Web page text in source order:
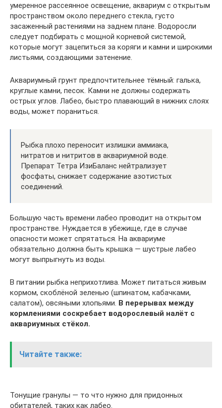
умеренное рассеянное освещение, аквариум с открытым
пространством около переднего стекла, густо
засаженный растениями на заднем плане. Водоросли
следует подбирать с мощной корневой системой,
которые могут зацепиться за коряги и камни и широкими
листьями, создающими затенение.
Аквариумный грунт предпочтительнее тёмный: галька,
круглые камни, песок. Камни не должны содержать
острых углов. Лабео, быстро плавающий в нижних слоях
воды, может пораниться.
Рыбка плохо переносит излишки аммиака,
нитратов и нитритов в аквариумной воде.
Препарат Тетра ИзиБаланс нейтрализует
фосфаты, снижает содержание азотистых
соединений.
Большую часть времени лабео проводит на открытом
пространстве. Нуждается в убежище, где в случае
опасности может спрятаться. На аквариуме
обязательно должна быть крышка — шустрые лабео
могут выпрыгнуть из воды.
В питании рыбка неприхотлива. Может питаться живым
кормом, скоблёной зеленью (шпинатом, кабачками,
салатом), овсяными хлопьями. В перерывах между
кормлениями соскребает водорослевый налёт с
аквариумных стёкол.
Читайте также:
Тонущие гранулы — то что нужно для придонных
обитателей, таких как лабео.